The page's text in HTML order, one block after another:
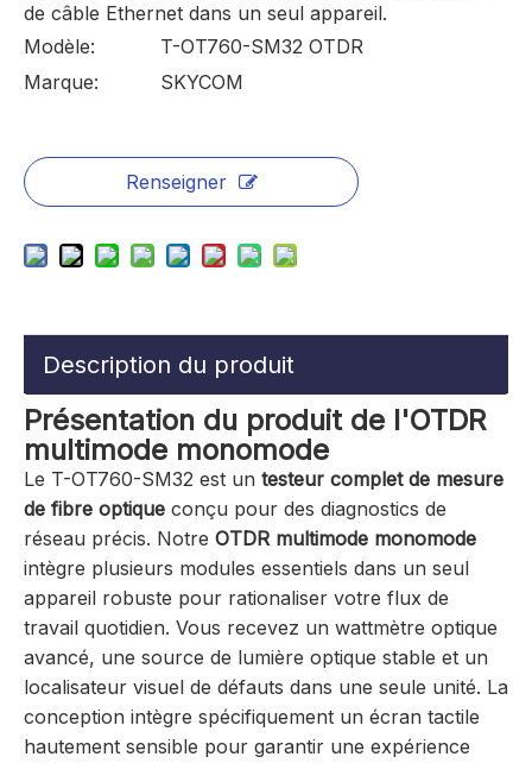
de câble Ethernet dans un seul appareil.
Modèle:
T-OT760-SM32 OTDR
Marque:
SKYCOM
Renseigner
Description du produit
Présentation du produit de l'OTDR
multimode monomode
Le T-OT760-SM32 est un testeur complet de mesure
de fibre optique conçu pour des diagnostics de
réseau précis. Notre OTDR multimode monomode
intègre plusieurs modules essentiels dans un seul
appareil robuste pour rationaliser votre flux de
travail quotidien. Vous recevez un wattmètre optique
avancé, une source de lumière optique stable et un
localisateur visuel de défauts dans une seule unité. La
conception intègre spécifiquement un écran tactile
hautement sensible pour garantir une expérience